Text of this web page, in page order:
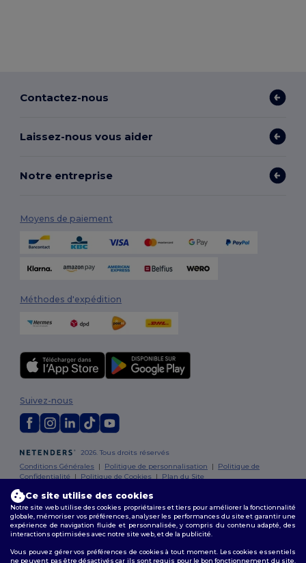
Contactez-nous
Laissez-nous vous aider
Notre entreprise
Moyens de paiement
Méthodes d'expédition
2026. Tous droits réservés
Conditions Générales | Politique de personnalisation | Politique de
Confidentialité | Politique de Cookies | Plan du Site
Suivez-nous
Bruxelles |Anvers|Mortsel |Malines| Lierre |Turnhout| Geel|
Herentals |Hoogstraten|Bruges
Ce site utilise des cookies
Notre site web utilise des cookies propriétaires et tiers pour améliorer la fonctionnalité
globale, mémoriser vos préférences, analyser les performances du site et garantir une
expérience de navigation fluide et personnalisée, y compris du contenu adapté, des
interactions optimisées avec notre site web, et de la publicité.
Vous pouvez gérer vos préférences de cookies à tout moment. Les cookies essentiels
ne peuvent pas être désactivés car ils sont requis pour le bon fonctionnement du site.